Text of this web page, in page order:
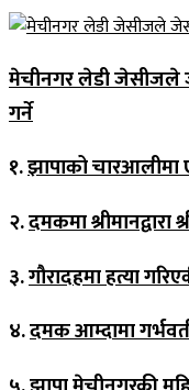
मेचीनगर लेडी जेसीजले
गर्ने
१.झापाको चारआलीमा
२.दमकमा श्रीमानद्वारा
३.गौरादहमा हत्या
४.दमक आम्दामा